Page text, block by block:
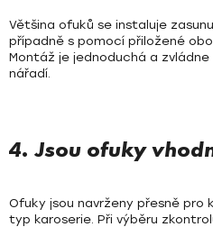
Většina ofuků se instaluje
případně s pomocí přiložené
Montáž je jednoduchá a
nářadí.
4. Jsou ofuky
Ofuky jsou navrženy přesně pro
typ karoserie. Při výběru